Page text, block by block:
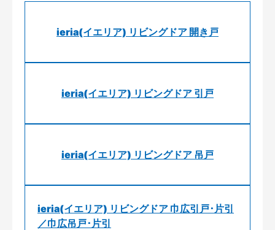
ieria(イエリア) リビングドア 開き戸
ieria(イエリア) リビングドア 引戸
ieria(イエリア) リビングドア 吊戸
ieria(イエリア) リビングドア 巾広引戸･片引
／巾広吊戸･片引